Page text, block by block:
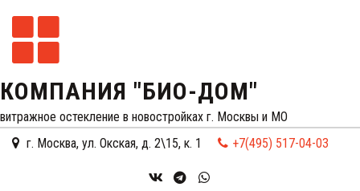
КОМПАНИЯ "БИО-ДОМ"
витражное остекление в новостройках г. Москвы и МО
г. Москва, ул. Окская, д. 2\15, к. 1 +7(495) 517-04-03